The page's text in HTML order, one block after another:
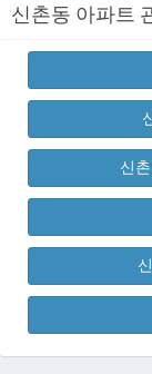
신촌동 아파트
신